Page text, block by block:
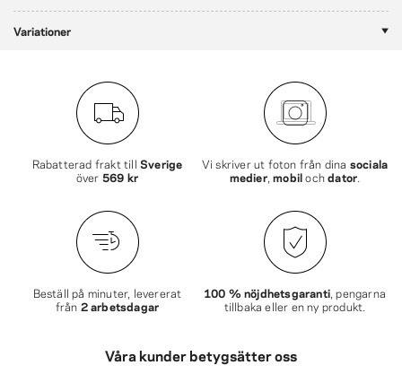
Variationer
Rabatterad frakt till Sverige
över 569 kr
Vi skriver ut foton från dina sociala
medier,mobilochdator
Beställ på minuter, levererat
från 2 arbetsdagar
100 % nöjdhetsgaranti , pengarna
tillbaka eller en ny produkt.
Våra kunder betygsätter oss